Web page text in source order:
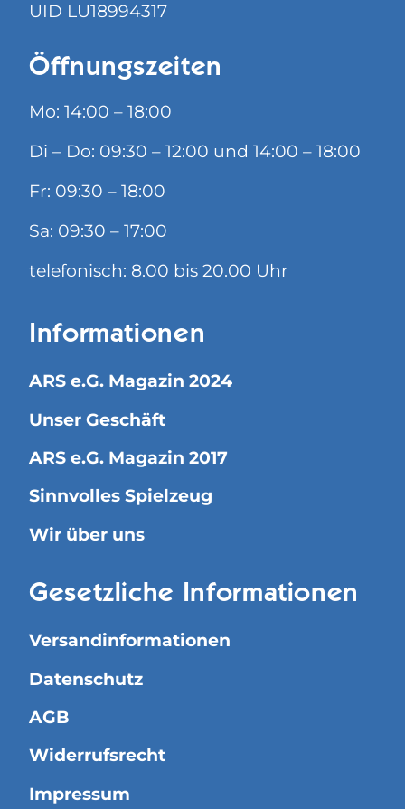
UID LU18994317
Öffnungszeiten
Mo: 14:00 – 18:00
Di – Do: 09:30 – 12:00 und 14:00 – 18:00
Fr: 09:30 – 18:00
Sa: 09:30 – 17:00
telefonisch: 8.00 bis 20.00 Uhr
Informationen
ARS e.G. Magazin 2024
Unser Geschäft
ARS e.G. Magazin 2017
Sinnvolles Spielzeug
Wir über uns
Gesetzliche Informationen
Versandinformationen
Datenschutz
AGB
Widerrufsrecht
Impressum